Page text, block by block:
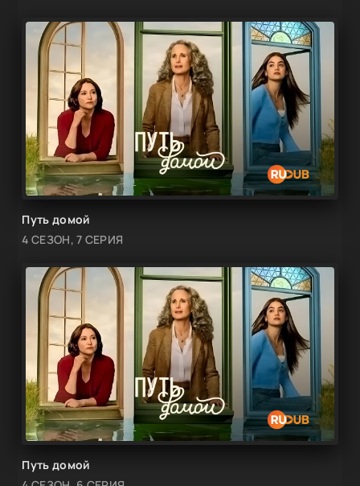
Путь домой
4 СЕЗОН, 7 СЕРИЯ
Путь домой